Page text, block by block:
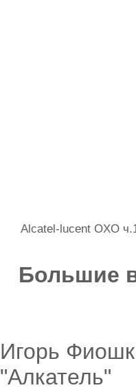
Alcatel-lucent OXO
Большие
Игорь
"Алкатель"